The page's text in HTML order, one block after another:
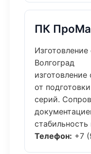
ПК
Волгоград
от
серий.
Телефон: +7